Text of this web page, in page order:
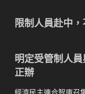
限制人員赴中
明定受管制人
正辦